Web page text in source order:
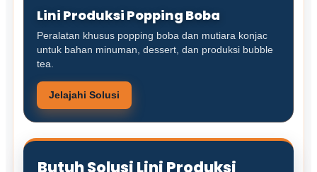
Lini Produksi Popping Boba
Peralatan khusus popping boba dan mutiara konjac
untuk bahan minuman, dessert, dan produksi bubble
tea.
Jelajahi Solusi
Butuh Solusi Lini Produksi